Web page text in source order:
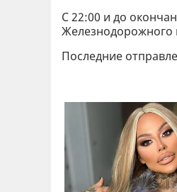
С 22:00 и до
Железнодорожного
Последние